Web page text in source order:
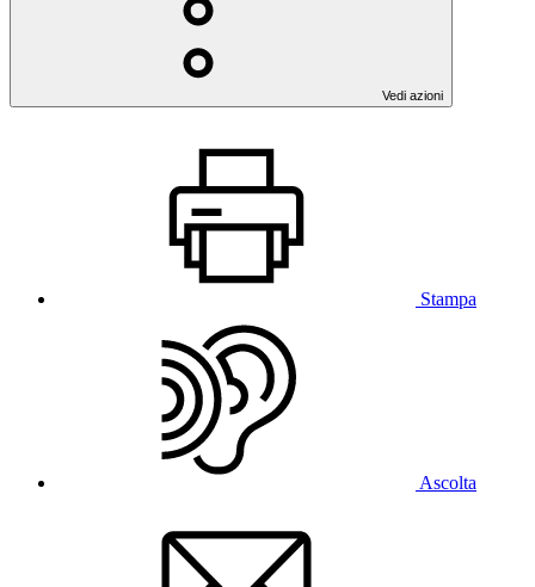
Vedi azioni
Stampa
Ascolta